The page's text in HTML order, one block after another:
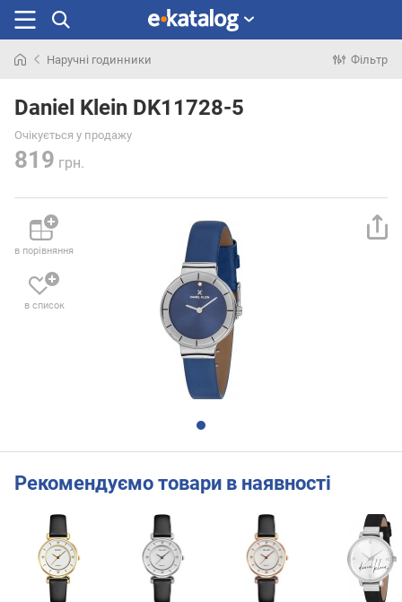
раніше
Наручні годинники Фільтр
Daniel Klein DK11728-5
Очікується у продажу
819 грн.
в порівняння
в список
Рекомендуємо товари в наявності